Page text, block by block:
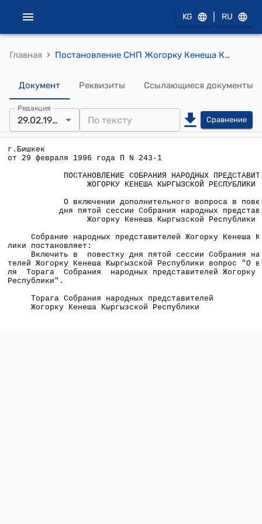
KG RU
Главная › Постановление СНП Жогорку Кенеша КР от 29 февраля 1996 года П №243-1 "О включении дополнительного вопроса в повестку дня пятой сессии Собрания народных представителей Жогорку Кенеша Кыргызской Республики"
Документ Реквизиты Ссылающиеся документы
Редакция
29.02.1996 Сравнение